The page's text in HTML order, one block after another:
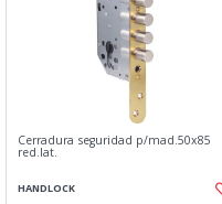
Cerradura seguridad p/mad.50x85
red.lat.
HANDLOCK